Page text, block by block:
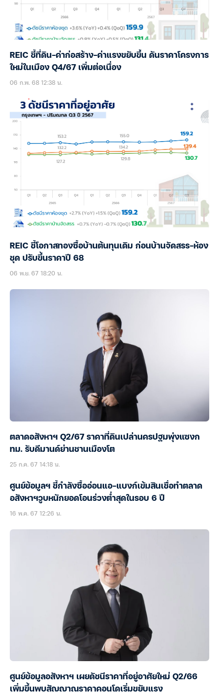
REIC ชี้ที่ดิน-ค่าก่อสร้าง-ค่าแรงขยับขึ้น ดันราคาโครงการ
ใหม่ในเมือง Q4/67 เพิ่มต่อเนื่อง
06 ก.พ. 68 12:38 น.
REIC ชี้โอกาสทองซื้อบ้านต้นทุนเดิม ก่อนบ้านจัดสรร-ห้อง
ชุด ปรับขึ้นราคาปี 68
06 พ.ย. 67 18:20 น.
ตลาดอสังหาฯ Q2/67 ราคาที่ดินเปล่านครปฐมพุ่งแซงก
ทม. รับดีมานด์ย่านชานเมืองโต
25 ก.ค. 67 14:18 น.
ศูนย์ข้อมูลฯ ชี้กำลังซื้ออ่อนแอ-แบงก์เข้มสินเชื่อทำตลาด
อสังหาฯวูบหนักยอดโอนร่วงต่ำสุดในรอบ 6 ปี
16 พ.ค. 67 12:26 น.
ศูนย์ข้อมูลอสังหาฯ เผยดัชนีราคาที่อยู่อาศัยใหม่ Q2/66
เพิ่มขึ้นพบสัญญาณราคาคอนโดเริ่มขยับแรง